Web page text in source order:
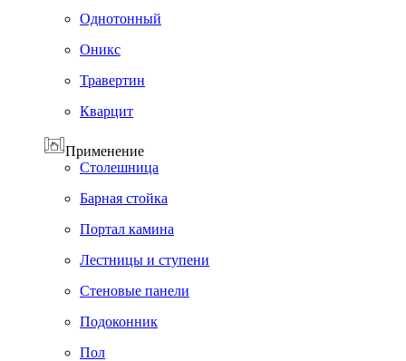
Однотонный
Оникс
Травертин
Кварцит
Применение
Cтолешница
Барная стойка
Портал камина
Лестницы и ступени
Стеновые панели
Подоконник
Пол